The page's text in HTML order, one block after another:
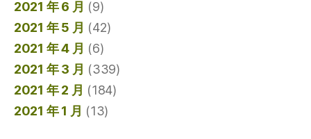
2021 年 6 月 (9)
2021 年 5 月 (42)
2021 年 4 月 (6)
2021 年 3 月 (339)
2021 年 2 月 (184)
2021 年 1 月 (13)